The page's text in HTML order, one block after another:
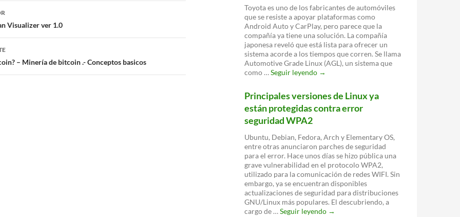
Visualizer ver 1.0
– Minería de bitcoin .- Conceptos basicos
Toyota es uno de los fabricantes de automóviles
que se resiste a apoyar plataformas como
Android Auto y CarPlay, pero parece que la
compañía ya tiene una solución. La compañía
japonesa reveló que está lista para ofrecer un
sistema acorde a los tiempos que corren. Se llama
Automotive Grade Linux (AGL), un sistema que
como …Seguir leyendo Toyota
→
Principales versiones de Linux ya
están protegidas contra error
seguridad WPA2
Ubuntu, Debian, Fedora, Arch y Elementary OS,
entre otras anunciaron parches de seguridad
para el error. Hace unos días se hizo pública una
grave vulnerabilidad en el protocolo WPA2,
utilizado para la comunicación de redes WIFI. Sin
embargo, ya se encuentran disponibles
actualizaciones de seguridad para distribuciones
GNU/Linux más populares. El descubriendo, a
cargo de …Seguir leyendo Principales
→